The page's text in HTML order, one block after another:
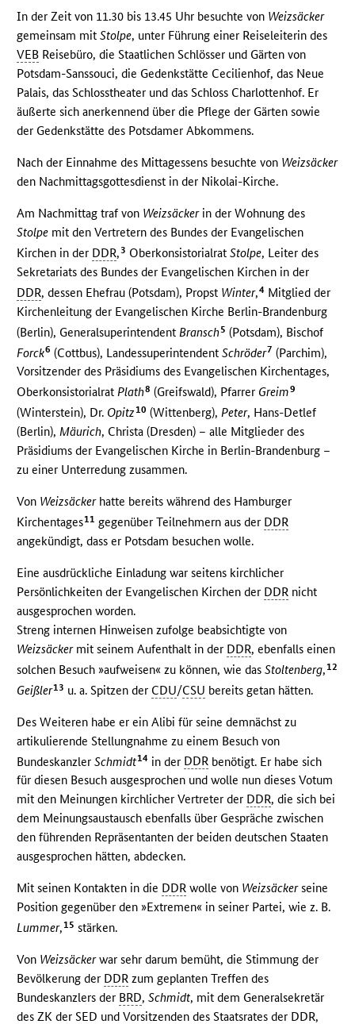
In der Zeit von 11.30 bis 13.45 Uhr besuchte von Weizsäcker
gemeinsam mitStolpe, unter Führung einer Reiseleiterin des
VEB Reisebüro, die Staatlichen Schlösser und Gärten von
Potsdam-Sanssouci, die Gedenkstätte Cecilienhof, das Neue
Palais, das Schlosstheater und das Schloss Charlottenhof. Er
äußerte sich anerkennend über die Pflege der Gärten sowie
der Gedenkstätte des Potsdamer Abkommens.
Nach der Einnahme des Mittagessens besuchte von Weizsäcker
den Nachmittagsgottesdienst in der Nikolai-Kirche.
Am Nachmittag traf von Weizsäckerin der Wohnung des
Stolpe mit den Vertretern des Bundes der Evangelischen
Kirchen in der DDR,3 OberkonsistorialratStolpe, Leiter des
Sekretariats des Bundes der Evangelischen Kirchen in der
DDR, dessen Ehefrau (Potsdam), Propst Winter,4 Mitglied der
Kirchenleitung der Evangelischen Kirche Berlin-Brandenburg
(Berlin), Generalsuperintendent Bransch5 (Potsdam), Bischof
Forck6 (Cottbus), LandessuperintendentSchröder7 (Parchim),
Vorsitzender des Präsidiums des Evangelischen Kirchentages,
OberkonsistorialratPlath8 (Greifswald), Pfarrer Greim9
(Winterstein), Dr. Opitz10 (Wittenberg),Peter, Hans-Detlef
(Berlin),Mäurich, Christa (Dresden) – alle Mitglieder des
Präsidiums der Evangelischen Kirche in Berlin-Brandenburg –
zu einer Unterredung zusammen.
Von Weizsäckerhatte bereits während des Hamburger
Kirchentages11 gegenüber Teilnehmern aus der DDR
angekündigt, dass er Potsdam besuchen wolle.
Eine ausdrückliche Einladung war seitens kirchlicher
Persönlichkeiten der Evangelischen Kirchen der DDR nicht
ausgesprochen worden.
Streng internen Hinweisen zufolge beabsichtigte von
Weizsäckermit seinem Aufenthalt in der DDR, ebenfalls einen
solchen Besuch »aufweisen« zu können, wie dasStoltenberg,12
Geißler13 u. a. Spitzen der CDU/CSU bereits getan hätten.
Des Weiteren habe er ein Alibi für seine demnächst zu
artikulierende Stellungnahme zu einem Besuch von
BundeskanzlerSchmidt14 in der DDR benötigt. Er habe sich
für diesen Besuch ausgesprochen und wolle nun dieses Votum
mit den Meinungen kirchlicher Vertreter der DDR, die sich bei
dem Meinungsaustausch ebenfalls über Gespräche zwischen
den führenden Repräsentanten der beiden deutschen Staaten
ausgesprochen hätten, abdecken.
Mit seinen Kontakten in die DDR wolle von Weizsäckerseine
Position gegenüber den »Extremen« in seiner Partei, wie z. B.
Lummer,15 stärken.
Von Weizsäckerwar sehr darum bemüht, die Stimmung der
Bevölkerung der DDR zum geplanten Treffen des
Bundeskanzlers der BRD,Schmidt, mit dem Generalsekretär
desZK derSED und Vorsitzenden des Staatsrates der DDR,